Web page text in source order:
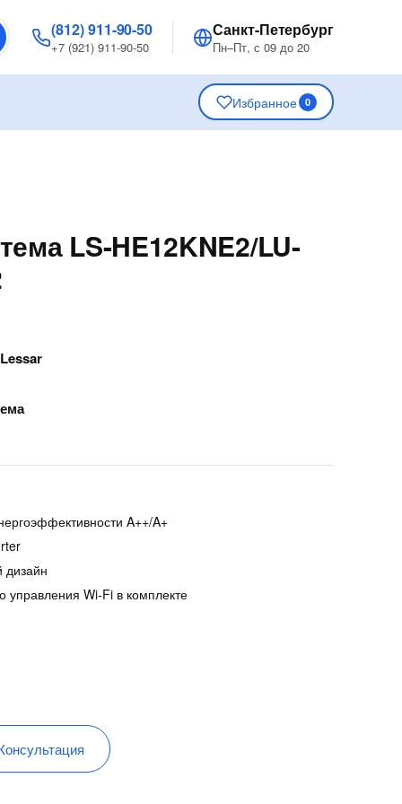
(812) 911-90-50
+7 (921) 911-90-50
Санкт-Петербург
Пн–Пт, с 09 до 20
Избранное 0
LS-HE12KNE2/LU-
Lessar
A++/A+
дизайн
управления Wi-Fi в комплекте